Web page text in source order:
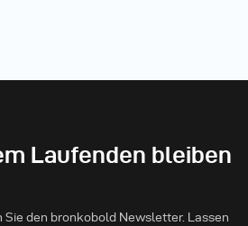
Laufenden bleiben
Sie den bronkobold Newsletter. Lassen